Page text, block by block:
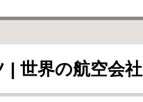
| 世界の航空会社